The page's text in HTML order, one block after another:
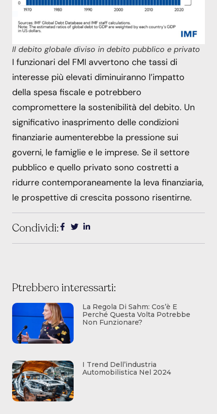
Il debito globale diviso in debito pubblico e privato
I funzionari del FMI avvertono che tassi di
interesse più elevati diminuiranno l’impatto
della spesa fiscale e potrebbero
compromettere la sostenibilità del debito. Un
significativo inasprimento delle condizioni
finanziarie aumenterebbe la pressione sui
governi, le famiglie e le imprese. Se il settore
pubblico e quello privato sono costretti a
ridurre contemporaneamente la leva finanziaria,
le prospettive di crescita possono risentirne.
Condividi:
Ptrebbero interessarti:
La Regola Di Sahm: Cos’è E
Perché Questa Volta Potrebbe
Non Funzionare?
I Trend Dell’industria
Automobilistica Nel 2024